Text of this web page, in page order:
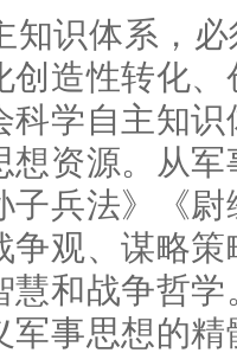
知识体系，
创造性转化
科学自主知
想资源。从
子兵法》《
争观、谋略
慧和战争哲
军事思想的